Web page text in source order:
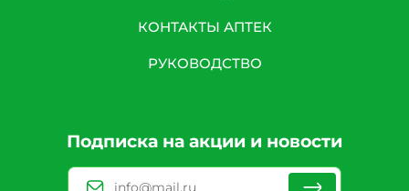
КОНТАКТЫ АПТЕК
РУКОВОДСТВО
Подписка на акции и новости